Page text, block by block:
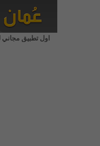
اول تطبيق